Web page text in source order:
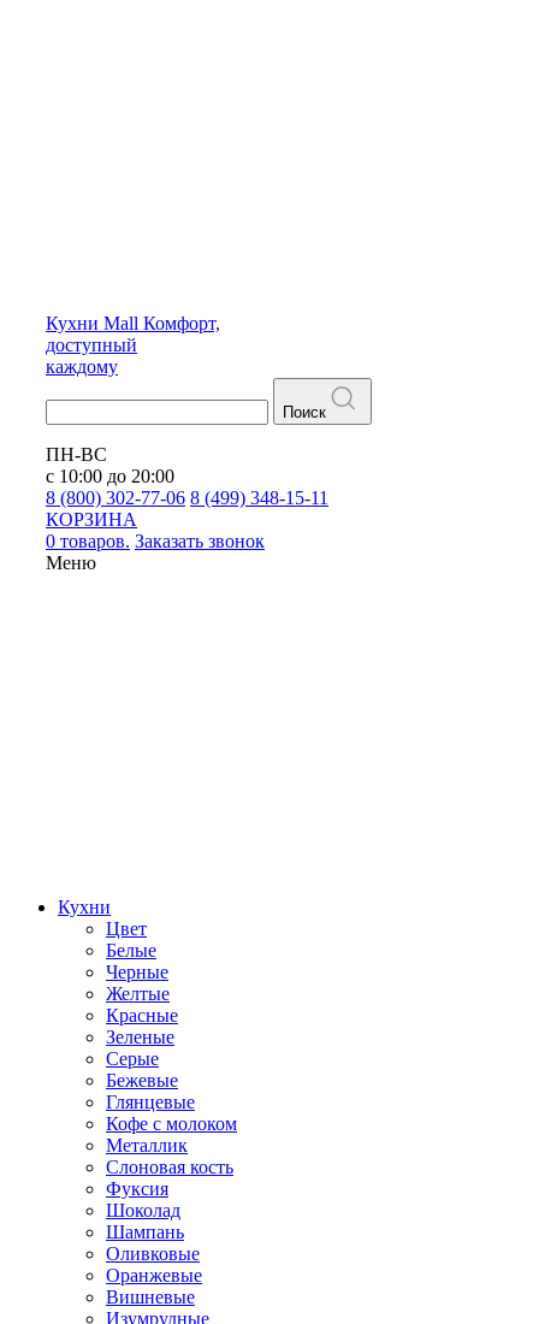
Кухни Mall Комфорт,
доступный
каждому
Поиск
ПН-ВС
с 10:00 до 20:00
8 (800) 302-77-06 8 (499) 348-15-11
КОРЗИНА
0 товаров. Заказать звонок
Меню
Кухни
Цвет
Белые
Черные
Желтые
Красные
Зеленые
Серые
Бежевые
Глянцевые
Кофе с молоком
Металлик
Слоновая кость
Фуксия
Шоколад
Шампань
Оливковые
Оранжевые
Вишневые
Изумрудные